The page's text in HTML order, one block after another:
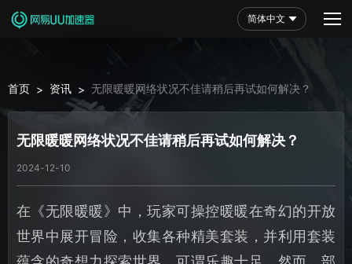
简体中文
首页 > 资讯 > 无限暖暖网络状况不佳请稍后再试如何解决？
无限暖暖网络状况不佳请稍后再试如何解决？
2024-12-10
在《无限暖暖》中，玩家可操控暖暖在奇幻的开放
世界中展开冒险，收集各种精美套装，并利用套装